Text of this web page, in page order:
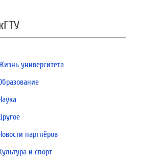
университета
партнёров
и спорт